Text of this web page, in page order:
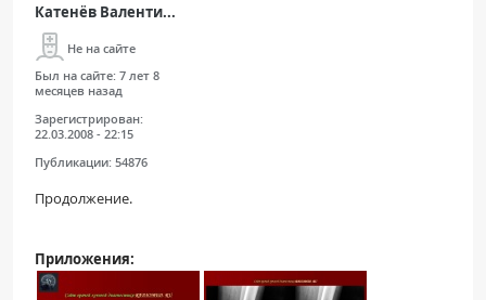
Катенёв Валенти...
Не на сайте
Был на сайте: 7 лет 8
месяцев назад
Зарегистрирован:
22.03.2008 - 22:15
Публикации: 54876
Продолжение.
Приложения: